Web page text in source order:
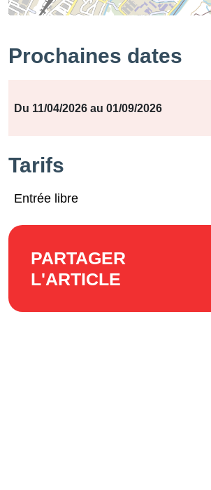
Prochaines dates
Du 11/04/2026 au 01/09/2026
Tarifs
Entrée libre
PARTAGER
L'ARTICLE